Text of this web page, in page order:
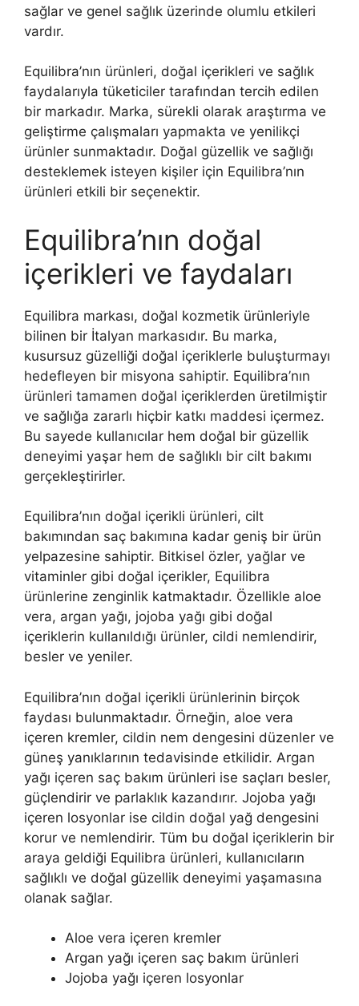
sağlar ve genel sağlık üzerinde olumlu etkileri
vardır.
Equilibra’nın ürünleri, doğal içerikleri ve sağlık
faydalarıyla tüketiciler tarafından tercih edilen
bir markadır. Marka, sürekli olarak araştırma ve
geliştirme çalışmaları yapmakta ve yenilikçi
ürünler sunmaktadır. Doğal güzellik ve sağlığı
desteklemek isteyen kişiler için Equilibra’nın
ürünleri etkili bir seçenektir.
Equilibra’nın doğal
içerikleri ve faydaları
Equilibra markası, doğal kozmetik ürünleriyle
bilinen bir İtalyan markasıdır. Bu marka,
kusursuz güzelliği doğal içeriklerle buluşturmayı
hedefleyen bir misyona sahiptir. Equilibra’nın
ürünleri tamamen doğal içeriklerden üretilmiştir
ve sağlığa zararlı hiçbir katkı maddesi içermez.
Bu sayede kullanıcılar hem doğal bir güzellik
deneyimi yaşar hem de sağlıklı bir cilt bakımı
gerçekleştirirler.
Equilibra’nın doğal içerikli ürünleri, cilt
bakımından saç bakımına kadar geniş bir ürün
yelpazesine sahiptir. Bitkisel özler, yağlar ve
vitaminler gibi doğal içerikler, Equilibra
ürünlerine zenginlik katmaktadır. Özellikle aloe
vera, argan yağı, jojoba yağı gibi doğal
içeriklerin kullanıldığı ürünler, cildi nemlendirir,
besler ve yeniler.
Equilibra’nın doğal içerikli ürünlerinin birçok
faydası bulunmaktadır. Örneğin, aloe vera
içeren kremler, cildin nem dengesini düzenler ve
güneş yanıklarının tedavisinde etkilidir. Argan
yağı içeren saç bakım ürünleri ise saçları besler,
güçlendirir ve parlaklık kazandırır. Jojoba yağı
içeren losyonlar ise cildin doğal yağ dengesini
korur ve nemlendirir. Tüm bu doğal içeriklerin bir
araya geldiği Equilibra ürünleri, kullanıcıların
sağlıklı ve doğal güzellik deneyimi yaşamasına
olanak sağlar.
Aloe vera içeren kremler
Argan yağı içeren saç bakım ürünleri
Jojoba yağı içeren losyonlar